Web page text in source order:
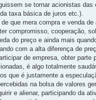
se tornar acionistas
taxa básica de juros etc.).
que mera compra e venda
compromisso, cooperação,
do preço e ainda mais
com a alta diferença de
de empresa, obter
é algo totalmente
que é justamente a
na bolsa de valores
e alienar, participando da